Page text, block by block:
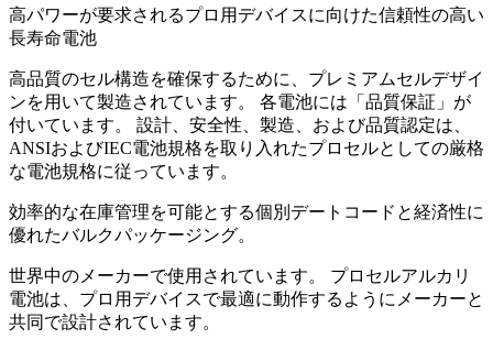
高パワーが要求されるプロ用デバイスに向けた信頼性の高い
長寿命電池
高品質のセル構造を確保するために、プレミアムセルデザイ
ンを用いて製造されています。 各電池には「品質保証」が
付いています。 設計、安全性、製造、および品質認定は、
ANSIおよびIEC電池規格を取り入れたプロセルとしての厳格
な電池規格に従っています。
効率的な在庫管理を可能とする個別デートコードと経済性に
優れたバルクパッケージング。
世界中のメーカーで使用されています。 プロセルアルカリ
電池は、プロ用デバイスで最適に動作するようにメーカーと
共同で設計されています。